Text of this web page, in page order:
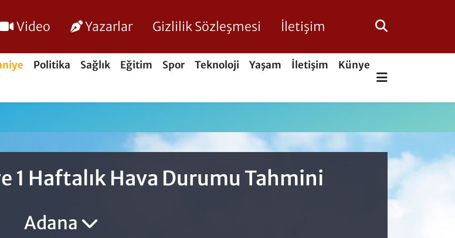
Video Yazarlar Gizlilik Sözleşmesi İletişim
Politika Sağlık Eğitim Spor Teknoloji Yaşam İletişim
Künye
1 Haftalık Hava Durumu Tahmini
Adana